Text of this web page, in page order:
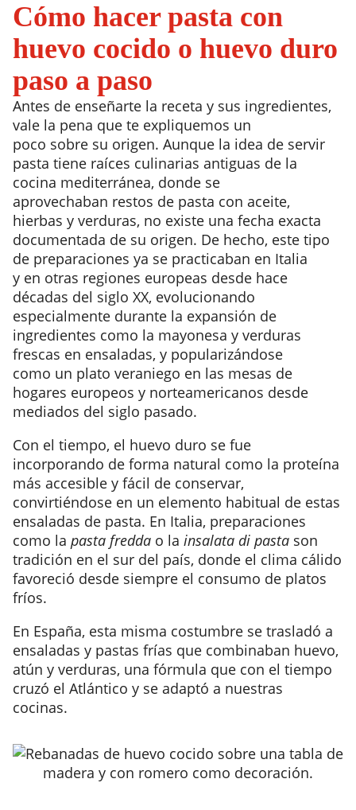
Cómo hacer pasta con
huevo cocido o huevo duro
paso a paso
Antes de enseñarte la receta y sus ingredientes,
vale la pena que te expliquemos un
poco sobre su origen. Aunque la idea de servir
pasta tiene raíces culinarias antiguas de la
cocina mediterránea, donde se
aprovechaban restos de pasta con aceite,
hierbas y verduras, no existe una fecha exacta
documentada de su origen. De hecho, este tipo
de preparaciones ya se practicaban en Italia
y en otras regiones europeas desde hace
décadas del siglo XX, evolucionando
especialmente durante la expansión de
ingredientes como la mayonesa y verduras
frescas en ensaladas, y popularizándose
como un plato veraniego en las mesas de
hogares europeos y norteamericanos desde
mediados del siglo pasado.
Con el tiempo, el huevo duro se fue
incorporando de forma natural como la proteína
más accesible y fácil de conservar,
convirtiéndose en un elemento habitual de estas
ensaladas de pasta. En Italia, preparaciones
como la pasta fredda o la insalata di pasta son
tradición en el sur del país, donde el clima cálido
favoreció desde siempre el consumo de platos
fríos.
En España, esta misma costumbre se trasladó a
ensaladas y pastas frías que combinaban huevo,
atún y verduras, una fórmula que con el tiempo
cruzó el Atlántico y se adaptó a nuestras
cocinas.